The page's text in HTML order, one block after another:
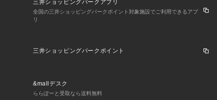
このネックレスは、夏にはサングラス、普段はリーディンググ
ラスを掛けることができるメガネホルダーとしても活躍しま
きます。
シンプルなTシャツやブラウスに合わせるだけで、洗練された
スタイルが完成。
三井ショッピングパークアプリ
全国の三井ショッピングパークポイント対象施設でご利用できるアプ
リ
三井ショッピングパークポイント
&mallデスク
ららぽーと受取なら送料無料